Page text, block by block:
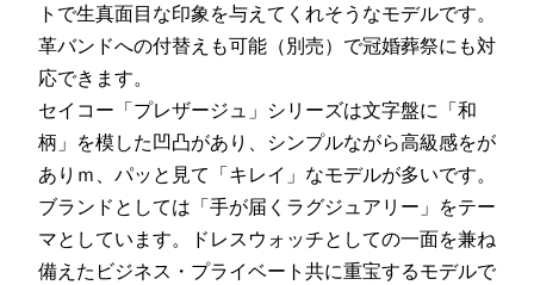
トで生真面目な印象を与えてくれそうなモデルです。
革バンドへの付替えも可能（別売）で冠婚葬祭にも対
応できます。
セイコー「プレザージュ」シリーズは文字盤に「和
柄」を模した凹凸があり、シンプルながら高級感をが
ありｍ、パッと見て「キレイ」なモデルが多いです。
ブランドとしては「手が届くラグジュアリー」をテー
マとしています。ドレスウォッチとしての一面を兼ね
備えたビジネス・プライベート共に重宝するモデルで